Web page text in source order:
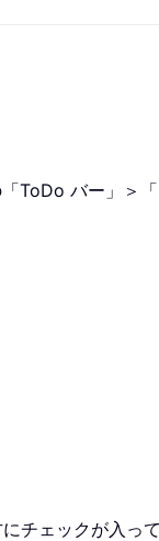
ToDo バー」＞「
ェックが入っ